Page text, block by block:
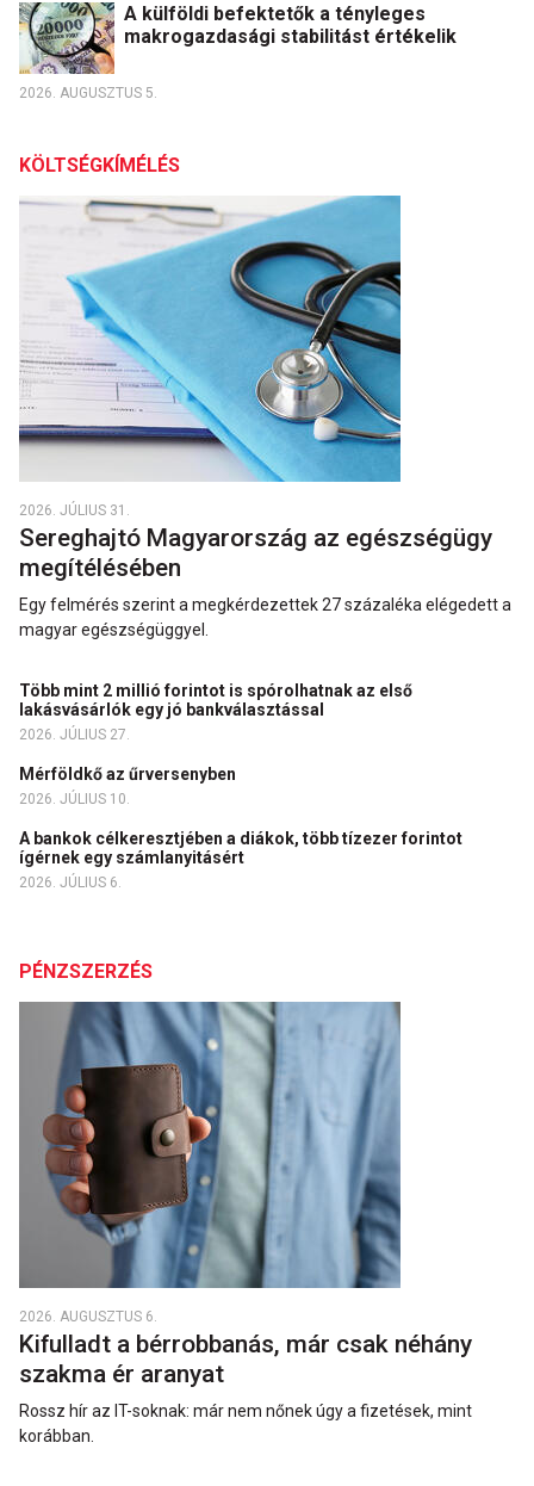
A külföldi befektetők a tényleges
makrogazdasági stabilitást értékelik
2026. AUGUSZTUS 5.
KÖLTSÉGKÍMÉLÉS
2026. JÚLIUS 31.
Sereghajtó Magyarország az egészségügy
megítélésében
Egy felmérés szerint a megkérdezettek 27 százaléka elégedett a
magyar egészségüggyel.
Több mint 2 millió forintot is spórolhatnak az első
lakásvásárlók egy jó bankválasztással
2026. JÚLIUS 27.
Mérföldkő az űrversenyben
2026. JÚLIUS 10.
A bankok célkeresztjében a diákok, több tízezer forintot
ígérnek egy számlanyitásért
2026. JÚLIUS 6.
PÉNZSZERZÉS
2026. AUGUSZTUS 6.
Kifulladt a bérrobbanás, már csak néhány
szakma ér aranyat
Rossz hír az IT-soknak: már nem nőnek úgy a fizetések, mint
korábban.